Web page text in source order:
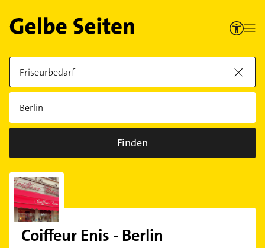
Finden
Coiffeur Enis - Berlin